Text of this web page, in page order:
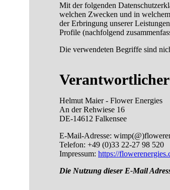
Mit der folgenden
welchen Zwecken und in
der Erbringung unserer
Profile (nachfolgend
Die verwendeten Begriffe sind
Verantwortlicher
Helmut Maier - Flower Energies
An der Rehwiese 16
DE-14612 Falkensee
E-Mail-Adresse:
Telefon: +49 (0)33 22-27 98 520
Impressum: https://
Die Nutzung dieser E-Mail A